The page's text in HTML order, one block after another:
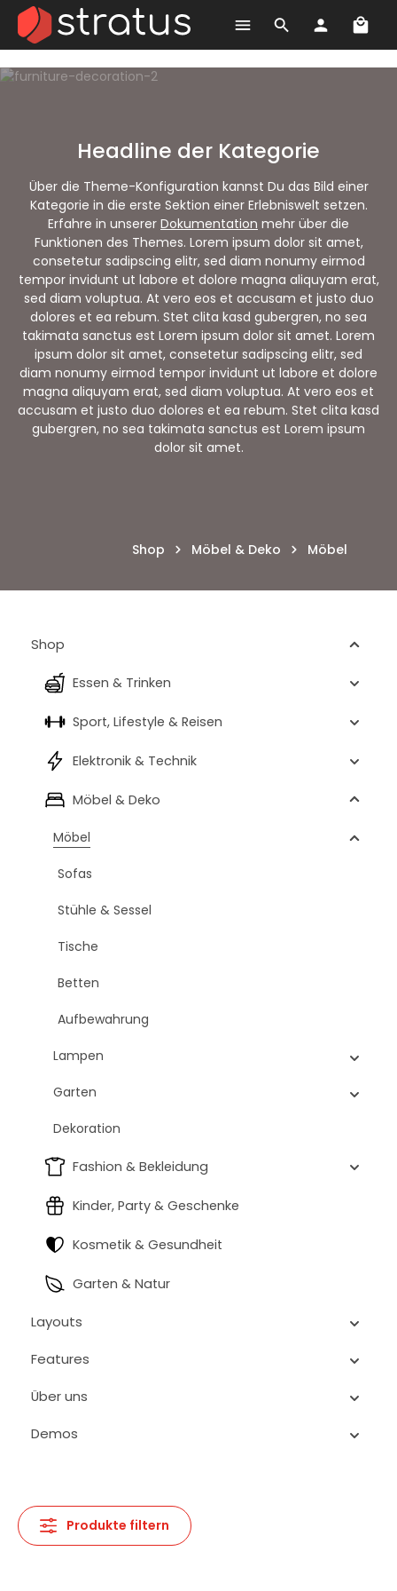
Zum Hauptinhalt springen
Headline der Kategorie
Über die Theme-Konfiguration kannst Du das Bild einer
Kategorie in die erste Sektion einer Erlebniswelt setzen.
Erfahre in unserer Dokumentation mehr über die
Funktionen des Themes. Lorem ipsum dolor sit amet,
consetetur sadipscing elitr, sed diam nonumy eirmod
tempor invidunt ut labore et dolore magna aliquyam erat,
sed diam voluptua. At vero eos et accusam et justo duo
dolores et ea rebum. Stet clita kasd gubergren, no sea
takimata sanctus est Lorem ipsum dolor sit amet. Lorem
ipsum dolor sit amet, consetetur sadipscing elitr, sed
diam nonumy eirmod tempor invidunt ut labore et dolore
magna aliquyam erat, sed diam voluptua. At vero eos et
accusam et justo duo dolores et ea rebum. Stet clita kasd
gubergren, no sea takimata sanctus est Lorem ipsum
dolor sit amet.
Shop Möbel & Deko Möbel
Shop
Essen & Trinken
Sport, Lifestyle & Reisen
Elektronik & Technik
Möbel & Deko
Möbel
Sofas
Stühle & Sessel
Tische
Betten
Aufbewahrung
Lampen
Garten
Dekoration
Fashion & Bekleidung
Kinder, Party & Geschenke
Kosmetik & Gesundheit
Garten & Natur
Layouts
Features
Über uns
Demos
Produkte filtern